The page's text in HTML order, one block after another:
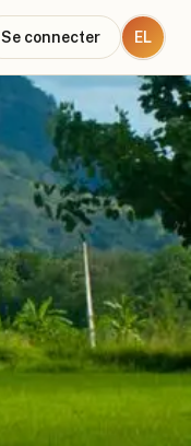
Se connecter EL